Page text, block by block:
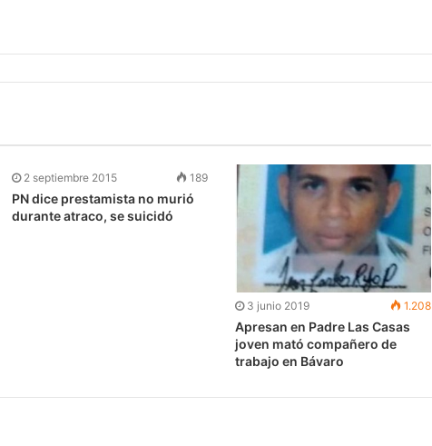
2 septiembre 2015 189
PN dice prestamista no murió
durante atraco, se suicidó
3 junio 2019 1.208
Apresan en Padre Las Casas
joven mató compañero de
trabajo en Bávaro